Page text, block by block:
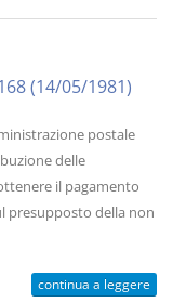
(14/05/1981)
postale
delle
il pagamento
presupposto della non
continua a leggere